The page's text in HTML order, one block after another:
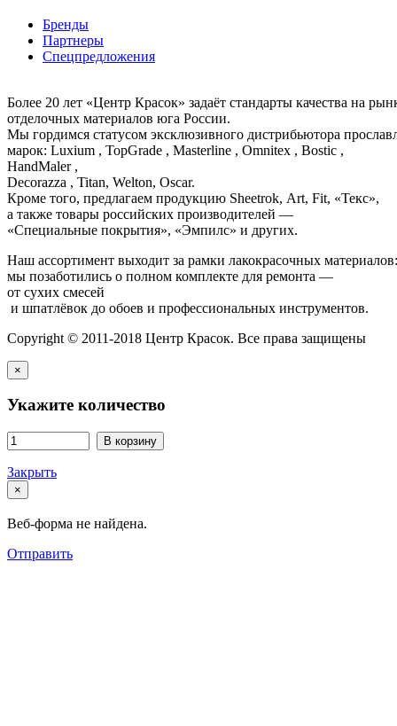
Бренды
Партнеры
Спецпредложения
Более 20 лет «Центр Красок» задаёт стандарты качества на
отделочных материалов юга России.
Мы гордимся статусом эксклюзивного дистрибьютора
марок: Luxium , TopGrade , Masterline , Omnitex , Bostic ,
HandMaler ,
Decorazza , Titan, Welton, Oscar.
Кроме того, предлагаем продукцию Sheetrok, Art, Fit, «Текс»,
а также товары российских производителей —
«Специальные покрытия», «Эмпилс» и других.
Наш ассортимент выходит за рамки лакокрасочных
мы позаботились о полном комплекте для ремонта —
от сухих смесей
и шпатлёвок до обоев и профессиональных инструментов.
Copyright © 2011-2018 Центр Красок. Все права защищены
×
Укажите количество
В корзину
Закрыть
×
Веб-форма не найдена.
Отправить